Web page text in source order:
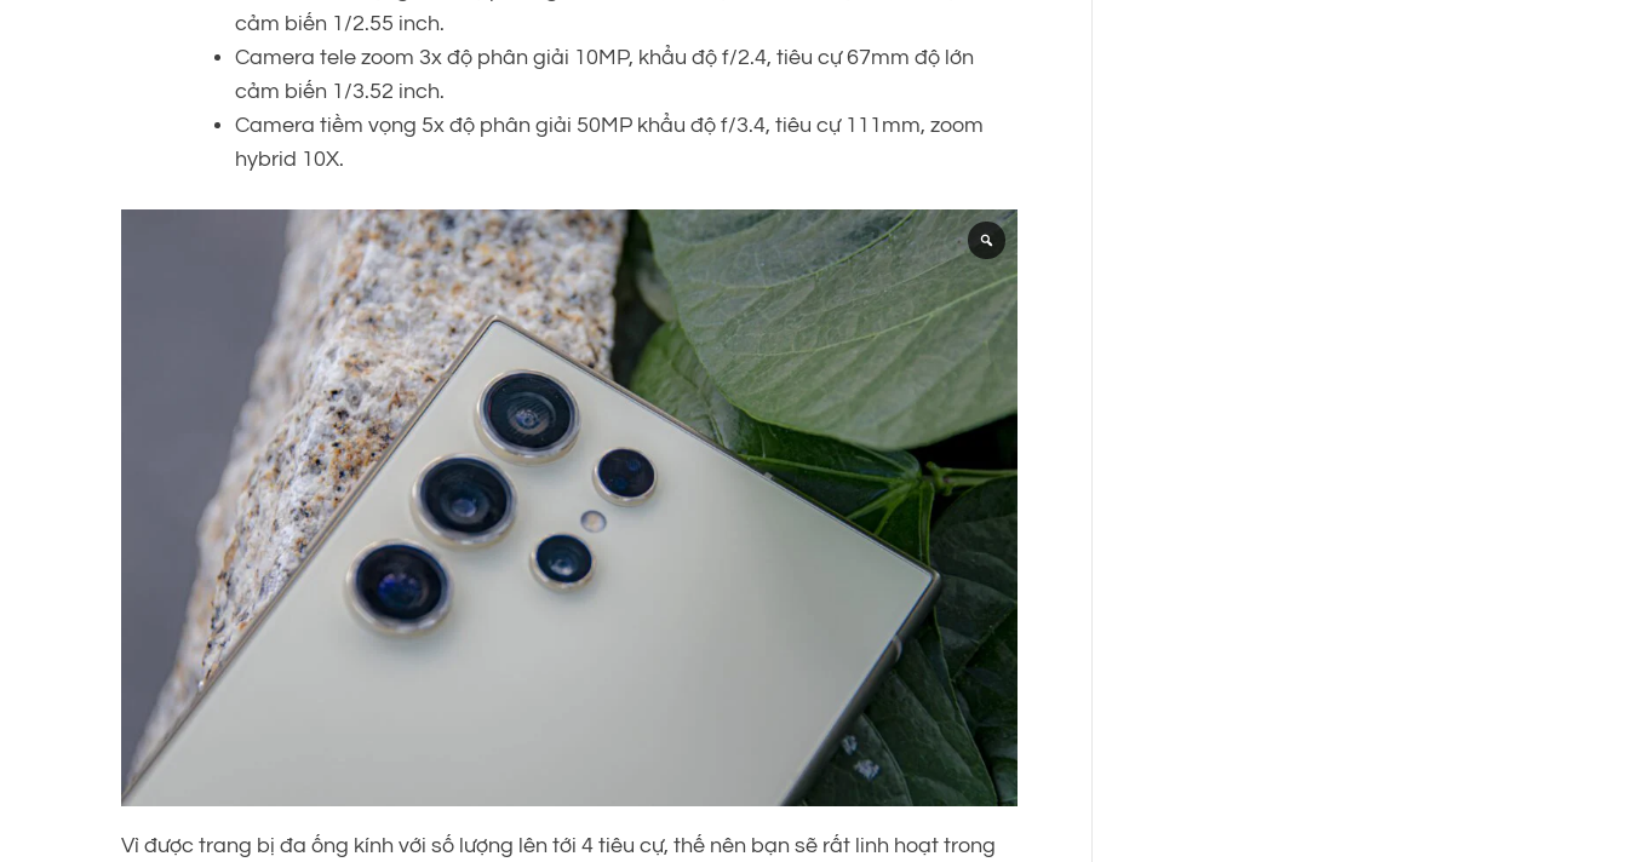
cảm biến 1/2.55 inch.
Camera tele zoom 3x độ phân giải 10MP, khẩu độ f/2.4, tiêu cự 67mm độ lớn
cảm biến 1/3.52 inch.
Camera tiềm vọng 5x độ phân giải 50MP khẩu độ f/3.4, tiêu cự 111mm, zoom
hybrid 10X.
Vì được trang bị đa ống kính với số lượng lên tới 4 tiêu cự, thế nên bạn sẽ rất linh hoạt trong